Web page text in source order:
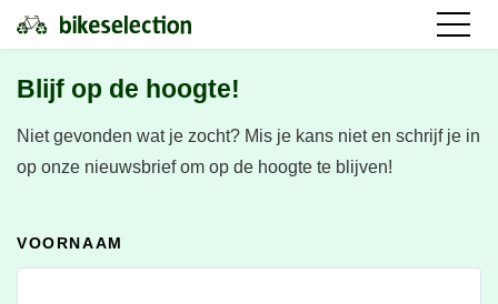
Blijf op de hoogte!
Niet gevonden wat je zocht? Mis je kans niet en schrijf je in
op onze nieuwsbrief om op de hoogte te blijven!
VOORNAAM